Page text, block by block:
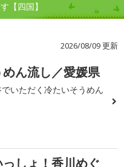
【四国】
2026/08/09 更新
ん流し／愛媛県
いただく冷たいそうめん
しょ！香川めぐ